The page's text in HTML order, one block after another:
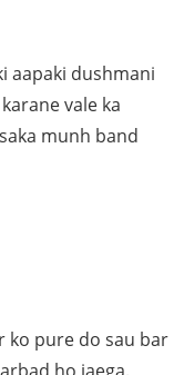
aapaki dushmani
vale ka
munh band
ko pure do sau bar